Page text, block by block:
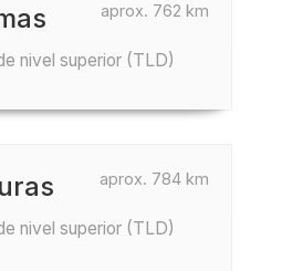
aprox. 762 km
nivel superior (TLD)
aprox. 784 km
nivel superior (TLD)